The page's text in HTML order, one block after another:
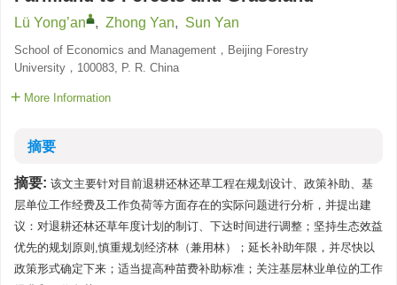
Lü Yong’an , Zhong Yan, Sun Yan
School of Economics and Management，Beijing Forestry
University，100083, P. R. China
More Information
摘要
摘要: 该文主要针对目前退耕还林还草工程在规划设计、政策补助、基
层单位工作经费及工作负荷等方面存在的实际问题进行分析，并提出建
议：对退耕还林还草年度计划的制订、下达时间进行调整；坚持生态效益
优先的规划原则,慎重规划经济林（兼用林）；延长补助年限，并尽快以
政策形式确定下来；适当提高种苗费补助标准；关注基层林业单位的工作